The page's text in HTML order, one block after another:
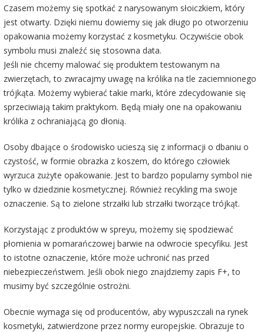
Czasem możemy się spotkać z narysowanym słoiczkiem, który
jest otwarty. Dzięki niemu dowiemy się jak długo po otworzeniu
opakowania możemy korzystać z kosmetyku. Oczywiście obok
symbolu musi znaleźć się stosowna data.
Jeśli nie chcemy malować się produktem testowanym na
zwierzętach, to zwracajmy uwagę na królika na tle zaciemnionego
trójkąta. Możemy wybierać takie marki, które zdecydowanie się
sprzeciwiają takim praktykom. Będą miały one na opakowaniu
królika z ochraniającą go dłonią.
Osoby dbające o środowisko ucieszą się z informacji o dbaniu o
czystość, w formie obrazka z koszem, do którego człowiek
wyrzuca zużyte opakowanie. Jest to bardzo popularny symbol nie
tylko w dziedzinie kosmetycznej. Również recykling ma swoje
oznaczenie. Są to zielone strzałki lub strzałki tworzące trójkąt.
Korzystając z produktów w spreyu, możemy się spodziewać
płomienia w pomarańczowej barwie na odwrocie specyfiku. Jest
to istotne oznaczenie, które może uchronić nas przed
niebezpieczeństwem. Jeśli obok niego znajdziemy zapis F+, to
musimy być szczególnie ostrożni.
Obecnie wymaga się od producentów, aby wypuszczali na rynek
kosmetyki, zatwierdzone przez normy europejskie. Obrazuje to